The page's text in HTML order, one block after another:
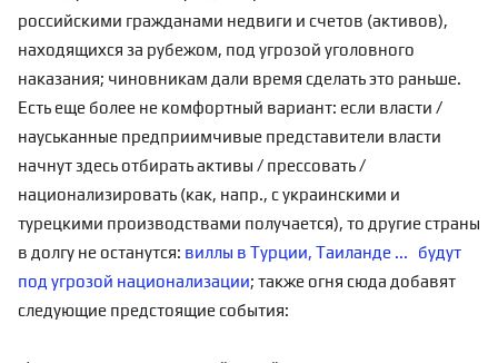
российскими гражданами недвиги и счетов (активов),
находящихся за рубежом, под угрозой уголовного
наказания; чиновникам дали время сделать это раньше.
Есть еще более не комфортный вариант: если власти /
науськанные предприимчивые представители власти
начнут здесь отбирать активы / прессовать /
национализировать (как, напр., с украинскими и
турецкими производствами получается), то другие страны
в долгу не останутся: виллы в Турции, Таиланде ... будут
под угрозой национализации; также огня сюда добавят
следующие предстоящие события: